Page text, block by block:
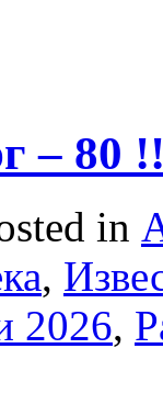
– 80
in
,
2026,